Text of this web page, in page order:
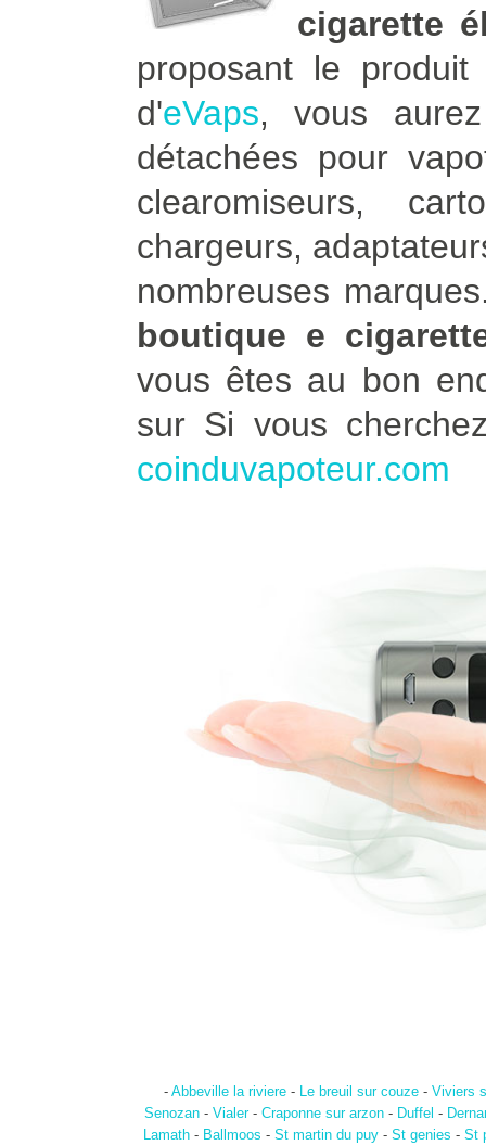
cigarette
proposant le
d'eVaps, vous
détachées pour
clearomiseurs,
chargeurs,
nombreuses
boutique e
vous êtes au bon
sur Si vous
coinduvapoteur.com
- Abbeville la riviere - Le breuil sur couze - Viviers
Senozan - Vialer- Craponne sur arzon - Duffel -
Lamath- Ballmoos - St martin du puy- St genies - St